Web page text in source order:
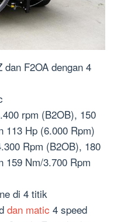
F2OA dengan 4
rpm (B2OB), 150
113 Hp (6.000 Rpm)
Rpm (B2OB), 180
159 Nm/3.700 Rpm
di 4 titik
dan matic 4 speed